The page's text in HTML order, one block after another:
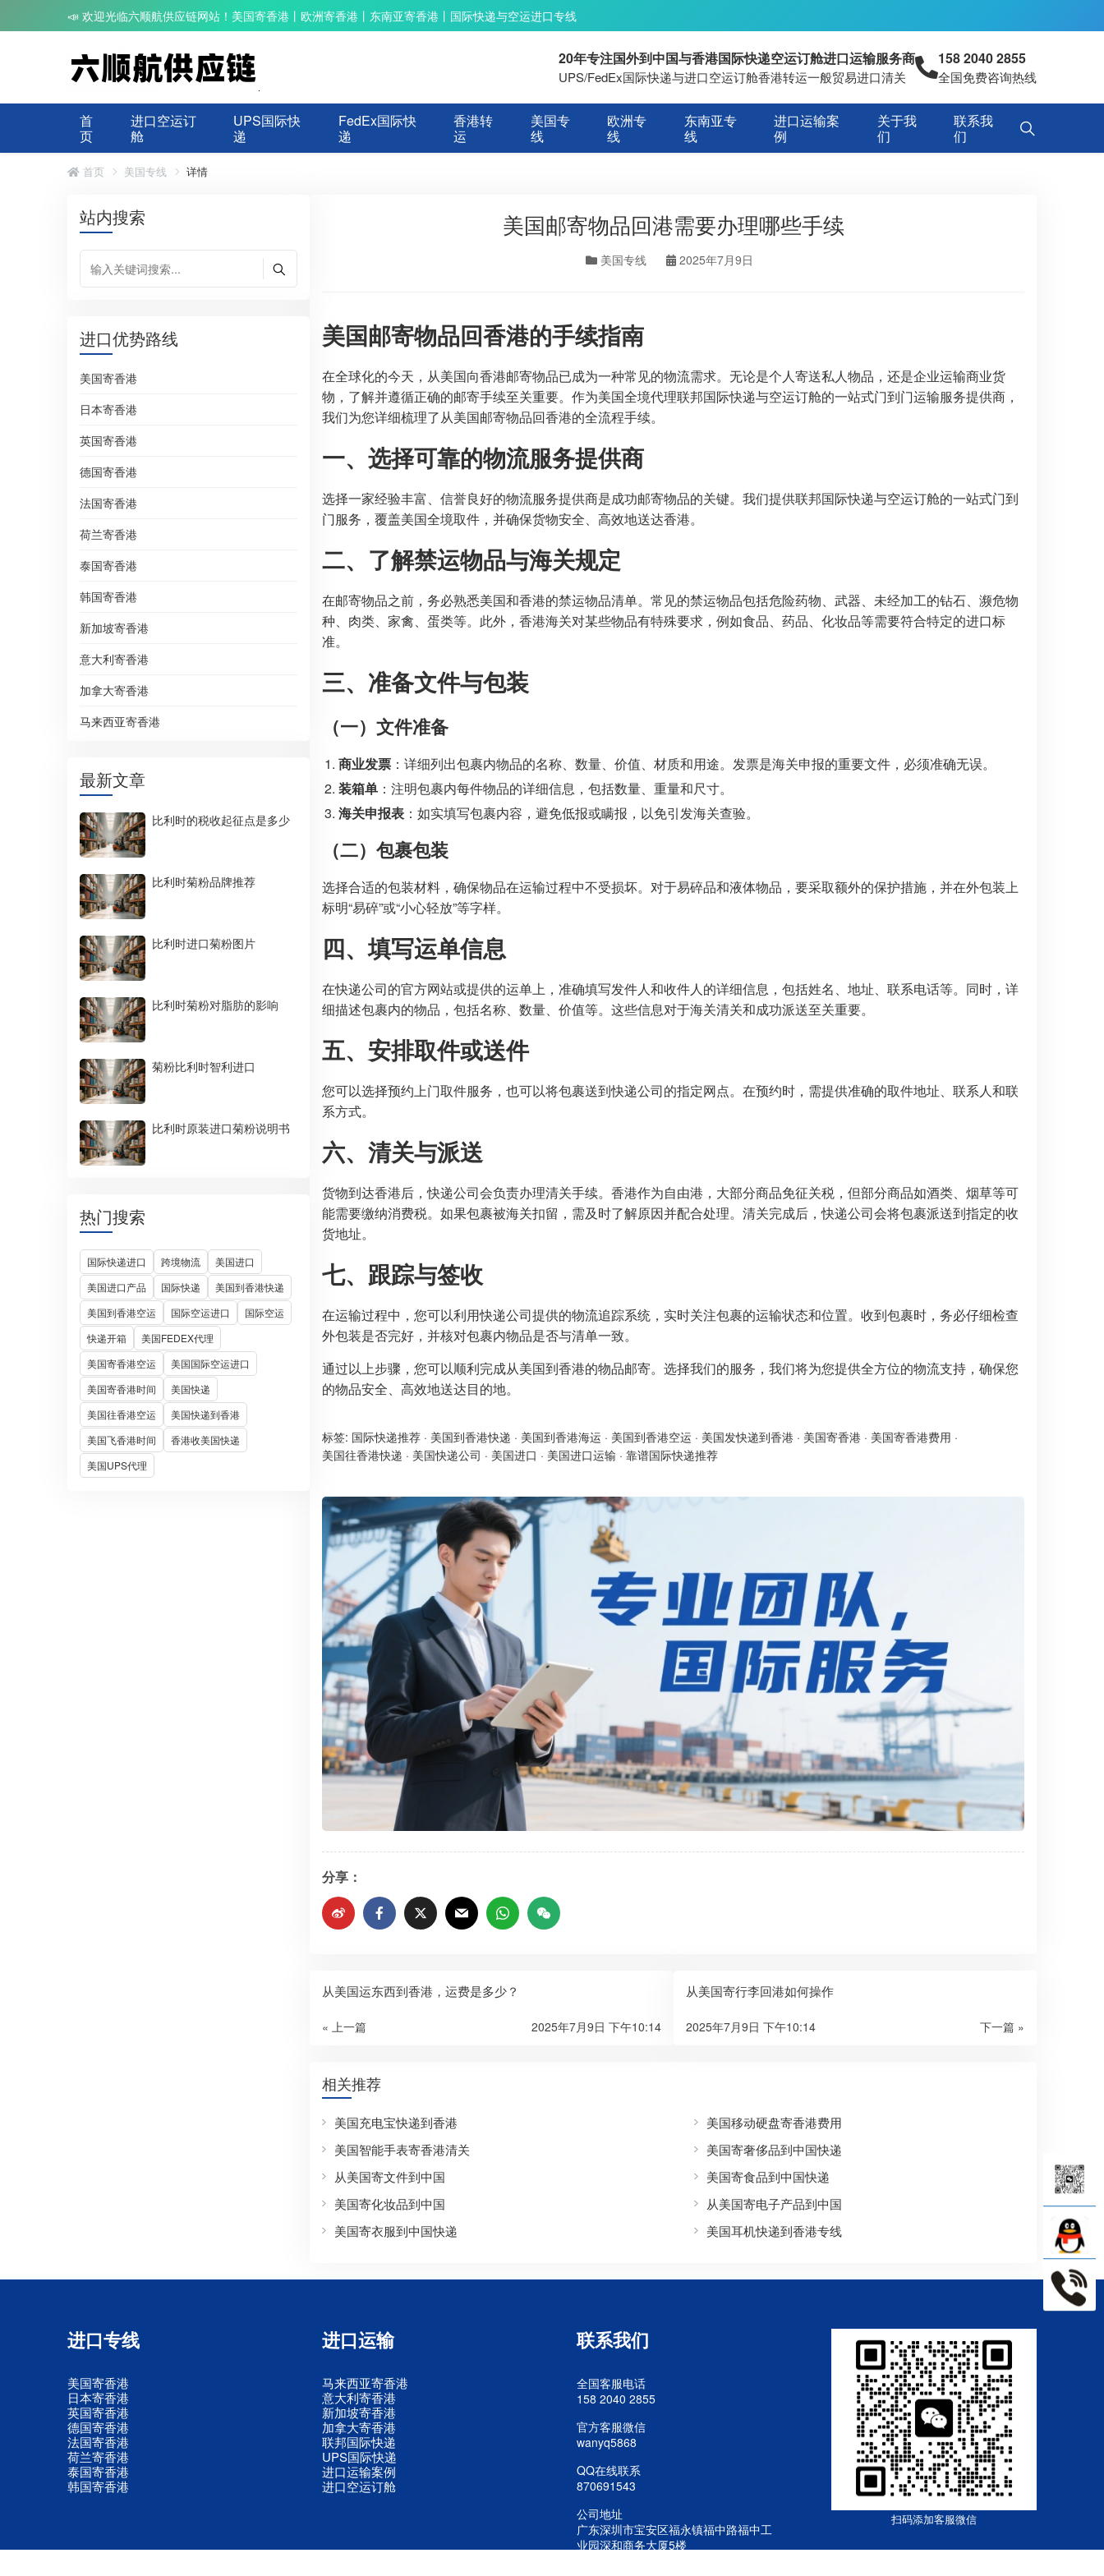
📣 欢迎光临六顺航供应链网站！美国寄香港丨欧洲寄香港丨东南亚寄香港丨国际快递与空运进口专线
20年专注国外到中国与香港国际快递空运订舱进口运输服务商
UPS/FedEx国际快递与进口空运订舱香港转运一般贸易进口清关
158 2040 2855
全国免费咨询热线
首
页
进口空运订
舱
UPS国际快
递
FedEx国际快
递
香港转
运
美国专
线
欧洲专
线
东南亚专
线
进口运输案
例
关于我
们
联系我
们
首页 美国专线 详情
站内搜索
进口优势路线
美国寄香港
日本寄香港
英国寄香港
德国寄香港
法国寄香港
荷兰寄香港
泰国寄香港
韩国寄香港
新加坡寄香港
意大利寄香港
加拿大寄香港
马来西亚寄香港
最新文章
比利时的税收起征点是多少
比利时菊粉品牌推荐
比利时进口菊粉图片
比利时菊粉对脂肪的影响
菊粉比利时智利进口
比利时原装进口菊粉说明书
热门搜索
国际快递进口 跨境物流
美国进口
美国进口产品
国际快递
美国到香港快递
美国到香港空运
国际空运进口
国际空运
快递开箱
美国FEDEX代理
美国寄香港空运
美国国际空运进口
美国寄香港时间
美国快递
美国往香港空运
美国快递到香港
美国飞香港时间
香港收美国快递
美国UPS代理
美国邮寄物品回港需要办理哪些手续
美国专线 2025年7月9日
美国邮寄物品回香港的手续指南
在全球化的今天，从美国向香港邮寄物品已成为一种常见的物流需求。无论是个人寄送私人物品，还是企业运输商业货
物，了解并遵循正确的邮寄手续至关重要。作为美国全境代理联邦国际快递与空运订舱的一站式门到门运输服务提供商，
我们为您详细梳理了从美国邮寄物品回香港的全流程手续。
一、选择可靠的物流服务提供商
选择一家经验丰富、信誉良好的物流服务提供商是成功邮寄物品的关键。我们提供联邦国际快递与空运订舱的一站式门到
门服务，覆盖美国全境取件，并确保货物安全、高效地送达香港。
二、了解禁运物品与海关规定
在邮寄物品之前，务必熟悉美国和香港的禁运物品清单。常见的禁运物品包括危险药物、武器、未经加工的钻石、濒危物
种、肉类、家禽、蛋类等。此外，香港海关对某些物品有特殊要求，例如食品、药品、化妆品等需要符合特定的进口标
准。
三、准备文件与包装
（一）文件准备
商业发票 ：详细列出包裹内物品的名称、数量、价值、材质和用途。发票是海关申报的重要文件，必须准确无误。
装箱单 ：注明包裹内每件物品的详细信息，包括数量、重量和尺寸。
海关申报表 ：如实填写包裹内容，避免低报或瞒报，以免引发海关查验。
（二）包裹包装
选择合适的包装材料，确保物品在运输过程中不受损坏。对于易碎品和液体物品，要采取额外的保护措施，并在外包装上
标明“易碎”或“小心轻放”等字样。
四、填写运单信息
在快递公司的官方网站或提供的运单上，准确填写发件人和收件人的详细信息，包括姓名、地址、联系电话等。同时，详
细描述包裹内的物品，包括名称、数量、价值等。这些信息对于海关清关和成功派送至关重要。
五、安排取件或送件
您可以选择预约上门取件服务，也可以将包裹送到快递公司的指定网点。在预约时，需提供准确的取件地址、联系人和联
系方式。
六、清关与派送
货物到达香港后，快递公司会负责办理清关手续。香港作为自由港，大部分商品免征关税，但部分商品如酒类、烟草等可
能需要缴纳消费税。如果包裹被海关扣留，需及时了解原因并配合处理。清关完成后，快递公司会将包裹派送到指定的收
货地址。
七、跟踪与签收
在运输过程中，您可以利用快递公司提供的物流追踪系统，实时关注包裹的运输状态和位置。收到包裹时，务必仔细检查
外包装是否完好，并核对包裹内物品是否与清单一致。
通过以上步骤，您可以顺利完成从美国到香港的物品邮寄。选择我们的服务，我们将为您提供全方位的物流支持，确保您
的物品安全、高效地送达目的地。
标签: 国际快递推荐 · 美国到香港快递 · 美国到香港海运 · 美国到香港空运 · 美国发快递到香港 · 美国寄香港 · 美国寄香港费用 ·
美国往香港快递 · 美国快递公司 · 美国进口 · 美国进口运输 · 靠谱国际快递推荐
分享：
从美国运东西到香港，运费是多少？
« 上一篇 2025年7月9日 下午10:14
从美国寄行李回港如何操作
下一篇 »
2025年7月9日 下午10:14
相关推荐
美国充电宝快递到香港
美国移动硬盘寄香港费用
美国智能手表寄香港清关
美国寄奢侈品到中国快递
从美国寄文件到中国
美国寄食品到中国快递
美国寄化妆品到中国
从美国寄电子产品到中国
美国寄衣服到中国快递
美国耳机快递到香港专线
进口专线
美国寄香港
日本寄香港
英国寄香港
德国寄香港
法国寄香港
荷兰寄香港
泰国寄香港
韩国寄香港
进口运输
马来西亚寄香港
意大利寄香港
新加坡寄香港
加拿大寄香港
联邦国际快递
UPS国际快递
进口运输案例
进口空运订舱
联系我们
全国客服电话
158 2040 2855
官方客服微信
wanyq5868
QQ在线联系
870691543
公司地址
广东深圳市宝安区福永镇福中路福中工
业园深和商务大厦5楼
扫码添加客服微信